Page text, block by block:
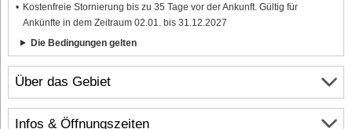
Über das Gebiet
Infos & Öffnungszeiten
Kostenfreie Stornierung bis zu 35 Tage vor der Ankunft. Gültig für
Ankünfte in dem Zeitraum 02.01. bis 31.12.2027
Die Bedingungen gelten